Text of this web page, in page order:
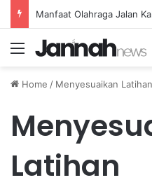
Menu
Home / Menyesuaikan Latihan
Latihan